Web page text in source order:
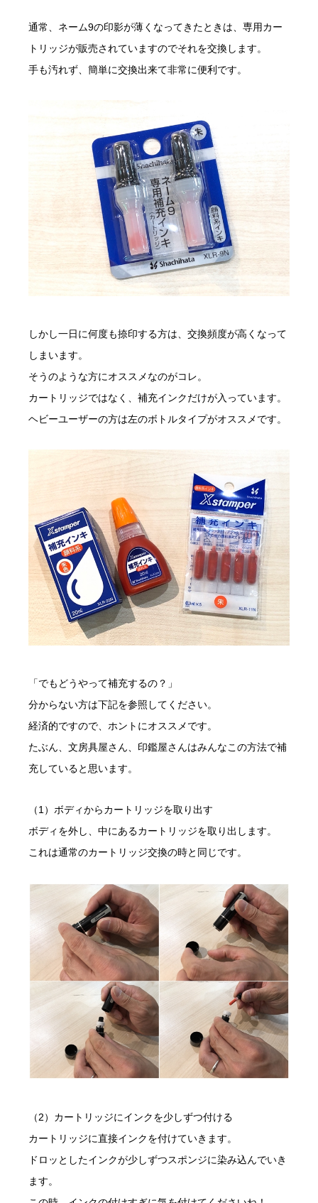
通常、ネーム9の印影が薄くなってきたときは、専用カー
トリッジが販売されていますのでそれを交換します。
手も汚れず、簡単に交換出来て非常に便利です。
しかし一日に何度も捺印する方は、交換頻度が高くなって
しまいます。
そうのような方にオススメなのがコレ。
カートリッジではなく、補充インクだけが入っています。
ヘビーユーザーの方は左のボトルタイプがオススメです。
「でもどうやって補充するの？」
分からない方は下記を参照してください。
経済的ですので、ホントにオススメです。
たぶん、文房具屋さん、印鑑屋さんはみんなこの方法で補
充していると思います。
（1）ボディからカートリッジを取り出す
ボディを外し、中にあるカートリッジを取り出します。
これは通常のカートリッジ交換の時と同じです。
（2）カートリッジにインクを少しずつ付ける
カートリッジに直接インクを付けていきます。
ドロッとしたインクが少しずつスポンジに染み込んでいき
ます。